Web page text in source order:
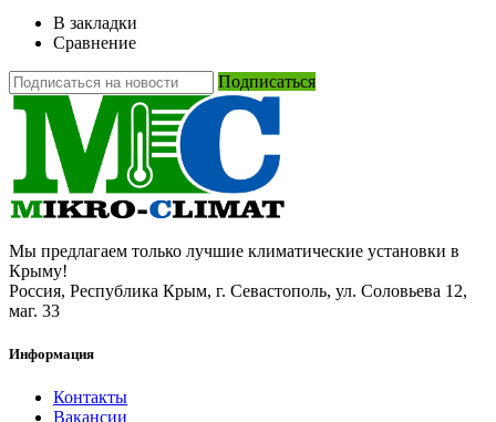
В закладки
Сравнение
Подписаться
Мы предлагаем только лучшие климатические установки в
Крыму!
Россия, Республика Крым, г. Севастополь, ул. Соловьева 12,
маг. 33
Информация
Контакты
Вакансии